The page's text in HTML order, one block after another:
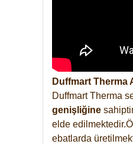
Duffmart Therma
Duffmart Therma
genişliğine
elde
ebatlarda